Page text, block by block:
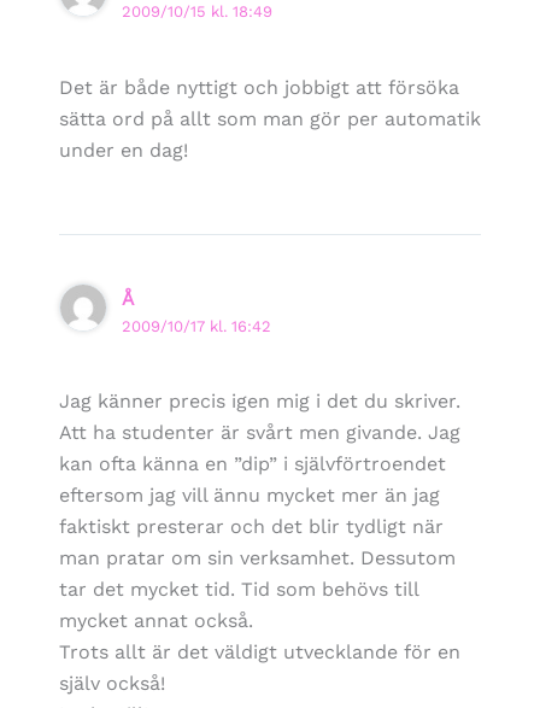
2009/10/15 kl. 18:49
Det är både nyttigt och jobbigt att försöka
sätta ord på allt som man gör per automatik
under en dag!
Å
2009/10/17 kl. 16:42
Jag känner precis igen mig i det du skriver.
Att ha studenter är svårt men givande. Jag
kan ofta känna en ”dip” i självförtroendet
eftersom jag vill ännu mycket mer än jag
faktiskt presterar och det blir tydligt när
man pratar om sin verksamhet. Dessutom
tar det mycket tid. Tid som behövs till
mycket annat också.
Trots allt är det väldigt utvecklande för en
själv också!